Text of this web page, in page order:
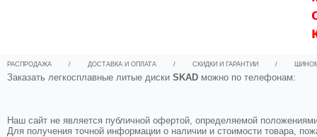
РАСПРОДАЖА / ДОСТАВКА И ОПЛАТА / СКИДКИ И ГАРАНТИИ /
Заказать легкосплавные литые диски SKAD можно по телефонам:
Наш сайт не является публичной офертой, определяемой
Для получения точной информации о наличии и стоимости товара,